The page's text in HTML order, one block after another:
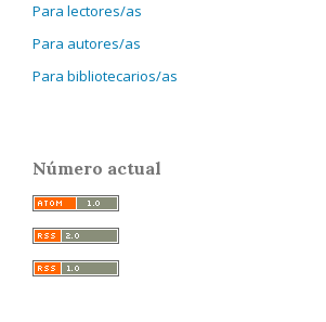
Para lectores/as
Para autores/as
Para bibliotecarios/as
Número actual